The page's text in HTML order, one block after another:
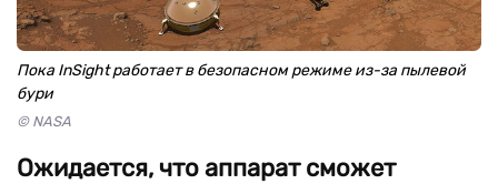
Пока InSight работает в безопасном режиме из-за пылевой
бури
© NASA
Ожидается, что аппарат сможет